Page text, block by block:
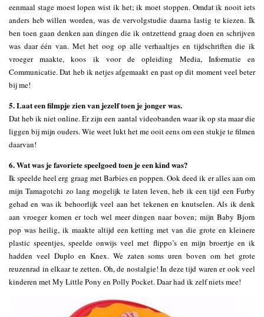
eenmaal stage moest lopen wist ik het; ik moet stoppen. Omdat ik nooit iets
anders heb willen worden, was de vervolgstudie daarna lastig te kiezen. Ik
ben toen gaan denken aan dingen die ik ontzettend graag doen en schrijven
was daar één van. Met het oog op alle verhaaltjes en tijdschriften die ik
vroeger maakte, koos ik voor de opleiding Media, Informatie en
Communicatie. Dat heb ik netjes afgemaakt en past op dit moment veel beter
bij me!
5. Laat een filmpje zien van jezelf toen je jonger was.
Dat heb ik niet online. Er zijn een aantal videobanden waar ik op sta maar die
liggen bij mijn ouders. Wie weet lukt het me ooit eens om een stukje te filmen
daarvan!
6. Wat was je favoriete speelgoed toen je een kind was?
Ik speelde heel erg graag met Barbies en poppen. Ook deed ik er alles aan om
mijn Tamagotchi zo lang mogelijk te laten leven, heb ik een tijd een Furby
gehad en was ik behoorlijk veel aan het tekenen en knutselen. Als ik denk
aan vroeger komen er toch wel meer dingen naar boven; mijn Baby Bjorn
pop was heilig, ik maakte altijd een ketting met van die grote en kleinere
plastic speentjes, speelde onwijs veel met flippo’s en mijn broertje en ik
hadden veel Duplo en Knex. We zaten soms uren boven om het grote
reuzenrad in elkaar te zetten. Oh, de nostalgie! In deze tijd waren er ook veel
kinderen met My Little Pony en Polly Pocket. Daar had ik zelf niets mee!